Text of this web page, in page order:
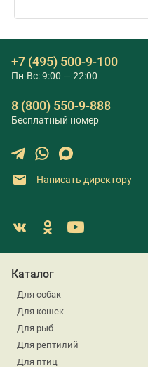
+7 (495) 500-9-100
Пн-Вс: 9:00 — 22:00
8 (800) 550-9-888
Бесплатный номер
Написать директору
Каталог
Для собак
Для кошек
Для рыб
Для рептилий
Для птиц